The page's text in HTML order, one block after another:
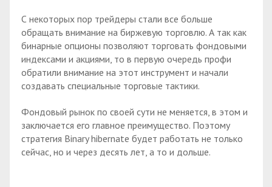
С некоторых пор трейдеры стали все больше
обращать внимание на биржевую торговлю. А так как
бинарные опционы позволяют торговать фондовыми
индексами и акциями, то в первую очередь профи
обратили внимание на этот инструмент и начали
создавать специальные торговые тактики.
Фондовый рынок по своей сути не меняется, в этом и
заключается его главное преимущество. Поэтому
стратегия Binary hibernate будет работать не только
сейчас, но и через десять лет, а то и дольше.